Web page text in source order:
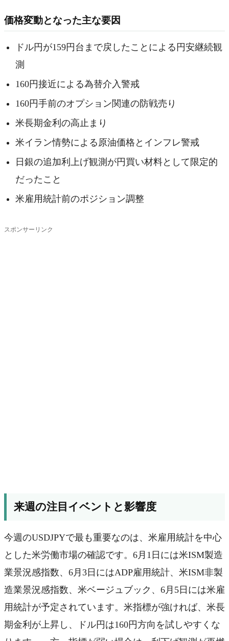
価格変動となった主な要因
ドル円が159円台まで戻したことによる円安継続観
測
160円接近による為替介入警戒
160円手前のオプション関連の防戦売り
米長期金利の高止まり
米イラン情勢による原油価格とインフレ警戒
日銀の追加利上げ観測が円買い材料として限定的
だったこと
米雇用統計前のポジション調整
スポンサーリンク
来週の注目イベントと影響度
今週のUSDJPYで最も重要なのは、米雇用統計を中心
とした米労働市場の確認です。6月1日には米ISM製造
業景況感指数、6月3日にはADP雇用統計、米ISM非製
造業景況感指数、米ベージュブック、6月5日には米雇
用統計が予定されています。米指標が強ければ、米長
期金利が上昇し、ドル円は160円方向を試しやすくな